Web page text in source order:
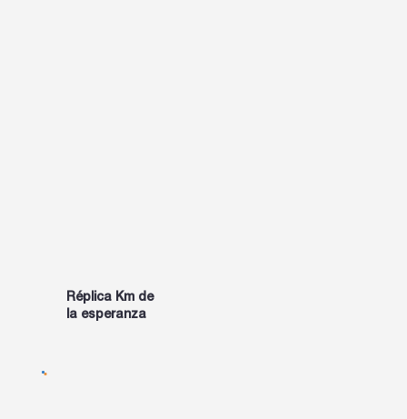
Réplica Km de
la esperanza
INFO